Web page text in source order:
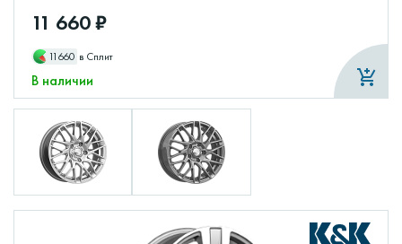
11 660 ₽
11660 в Сплит
В наличии